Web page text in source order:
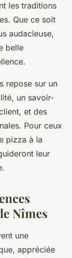
les traditions
Que ce soit
audacieuse,
belle
repose sur un
un savoir-
et des
Pour ceux
pizza à la
leur
Nîmes
une
appréciée